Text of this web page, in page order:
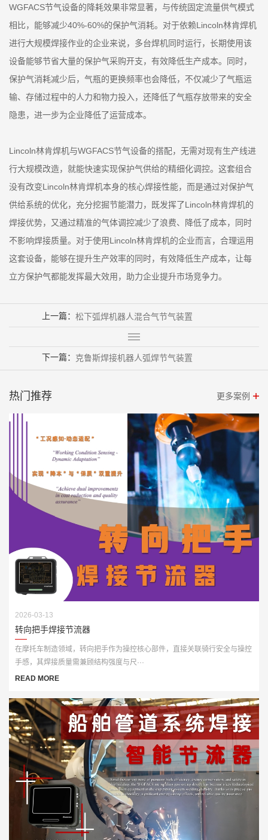
WGFACS节气设备的降耗效果非常显著，与传统固定流量供气模式
相比，能够减少40%-60%的保护气消耗。对于依赖Lincoln林肯焊机
进行大规模焊接作业的企业来说，多台焊机同时运行，长期使用该
设备能够节省大量的保护气采购开支，有效降低生产成本。同时，
保护气消耗减少后，气瓶的更换频率也会降低，不仅减少了气瓶运
输、存储过程中的人力和物力投入，还降低了气瓶存放带来的安全
隐患，进一步为企业降低了运营成本。
Lincoln林肯焊机与WGFACS节气设备的搭配，无需对现有生产线进
行大规模改造，就能快速实现保护气供给的精细化调控。这套组合
没有改变Lincoln林肯焊机本身的核心焊接性能，而是通过对保护气
供给系统的优化，充分挖掘节能潜力，既发挥了Lincoln林肯焊机的
焊接优势，又通过精准的气体调控减少了浪费、降低了成本，同时
不影响焊接质量。对于使用Lincoln林肯焊机的企业而言，合理运用
这套设备，能够在提升生产效率的同时，有效降低生产成本，让每
立方保护气都能发挥最大效用，助力企业提升市场竞争力。
上一篇： 松下弧焊机器人混合气节气装置
下一篇： 克鲁斯焊接机器人弧焊节气装置
热门推荐 更多案例
2026-03-13
转向把手焊接节流器
在摩托车制造领域，转向把手作为操控核心部件，直接关联骑行安全与操控
手感，其焊接质量需兼顾结构强度与尺···
READ MORE